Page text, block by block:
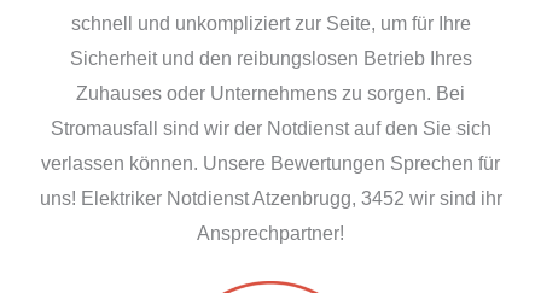
schnell und unkompliziert zur Seite, um für Ihre
Sicherheit und den reibungslosen Betrieb Ihres
Zuhauses oder Unternehmens zu sorgen. Bei
Stromausfall sind wir der Notdienst auf den Sie sich
verlassen können. Unsere Bewertungen Sprechen für
uns! Elektriker Notdienst Atzenbrugg, 3452 wir sind ihr
Ansprechpartner!